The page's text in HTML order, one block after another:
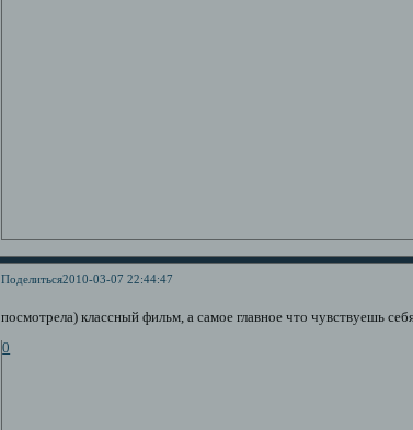
Поделиться2010-03-07 22:44:47
посмотрела) классный фильм, а самое главное что чувствуешь
0